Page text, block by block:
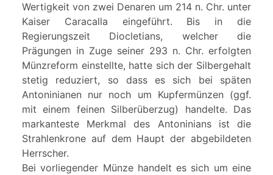
Wertigkeit von zwei Denaren um 214 n. Chr. unter
Kaiser Caracalla eingeführt. Bis in die
Regierungszeit Diocletians, welcher die
Prägungen in Zuge seiner 293 n. Chr. erfolgten
Münzreform einstellte, hatte sich der Silbergehalt
stetig reduziert, so dass es sich bei späten
Antoninianen nur noch um Kupfermünzen (ggf.
mit einem feinen Silberüberzug) handelte. Das
markanteste Merkmal des Antoninians ist die
Strahlenkrone auf dem Haupt der abgebildeten
Herrscher.
Bei vorliegender Münze handelt es sich um eine